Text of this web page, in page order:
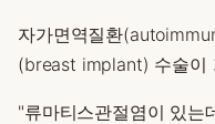
자가면역질환
(breast implant) 수술이
"류마티스관절염이 있는